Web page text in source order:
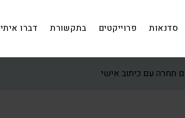
סדנאות פרוייקטים בתקשורת דברו איתי
תחרה עם כיתוב אישי